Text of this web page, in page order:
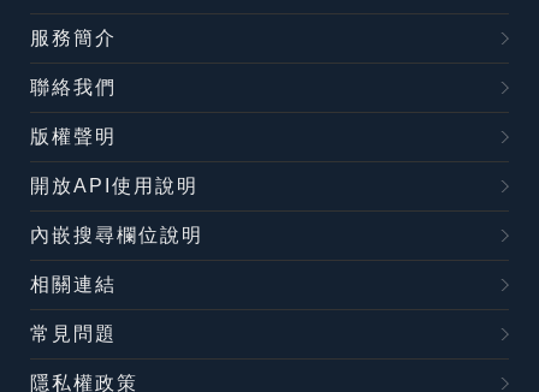
服務簡介
聯絡我們
版權聲明
開放API使用說明
內嵌搜尋欄位說明
相關連結
常見問題
隱私權政策